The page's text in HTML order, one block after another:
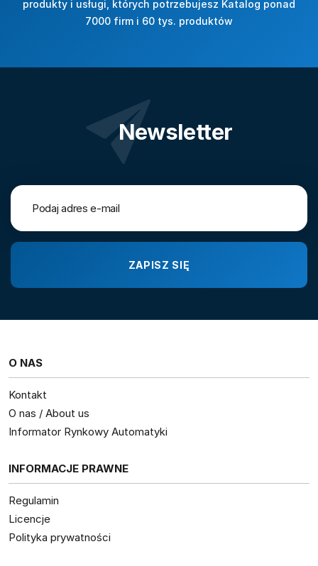
produkty i usługi, których potrzebujesz Katalog ponad
7000 firm i 60 tys. produktów
Newsletter
O NAS
Kontakt
O nas / About us
Informator Rynkowy Automatyki
INFORMACJE PRAWNE
Regulamin
Licencje
Polityka prywatności